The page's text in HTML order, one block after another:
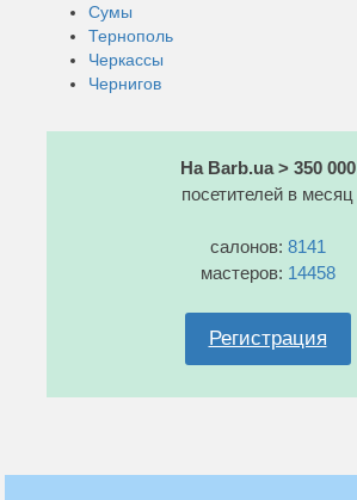
Сумы
Тернополь
Черкассы
Чернигов
На Barb.ua > 350 000
посетителей в месяц
салонов: 8141
мастеров: 14458
Регистрация